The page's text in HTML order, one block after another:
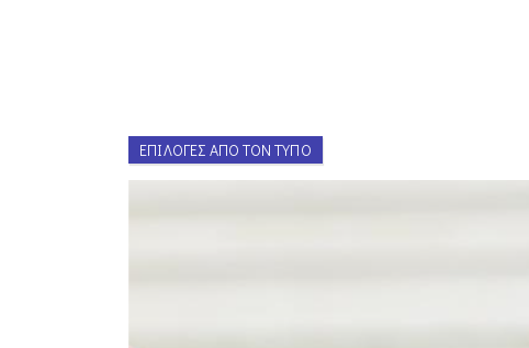
ΕΠΙΛΟΓΈΣ ΑΠΌ ΤΟΝ ΤΎΠΟ